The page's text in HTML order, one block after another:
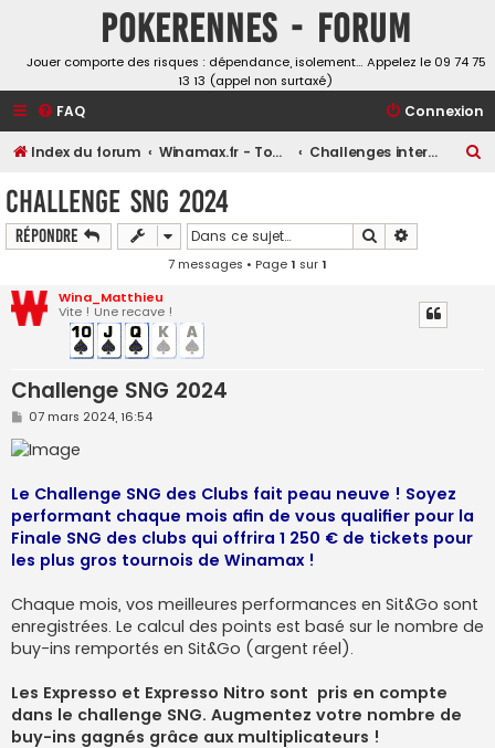
Pokerennes - Forum
Jouer comporte des risques : dépendance, isolement… Appelez le 09 74 75
13 13 (appel non surtaxé)
FAQ Connexion
Index du forum Winamax.fr - Tournois, challenges et freerolls Challenges interclubs
Challenge SNG 2024
Répondre Rechercher
7 messages • Page1 sur1
Wina_Matthieu
Vite ! Une recave !
Challenge SNG 2024
M
s
s
g
e
07 mars 2024, 16:54
Le Challenge SNG des Clubs fait peau neuve ! Soyez
performant chaque mois afin de vous qualifier pour la
Finale SNG des clubs qui offrira 1 250 € de tickets pour
les plus gros tournois de Winamax !
Chaque mois, vos meilleures performances en Sit&Go sont
enregistrées. Le calcul des points est basé sur le nombre de
buy-ins remportés en Sit&Go (argent réel).
Les Expresso et Expresso Nitro sont pris en compte
dans le challenge SNG. Augmentez votre nombre de
buy-ins gagnés grâce aux multiplicateurs !